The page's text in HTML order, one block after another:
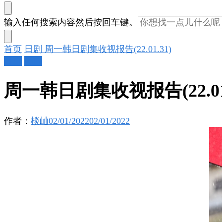
找
什
么
东
西
吗?
输入任何搜索内容然后按回车键。
首页 日剧 周一韩日剧集收视报告(22.01.31)
周一韩日剧集收视报告
作者： 棪屾02/01/202202/01/2022